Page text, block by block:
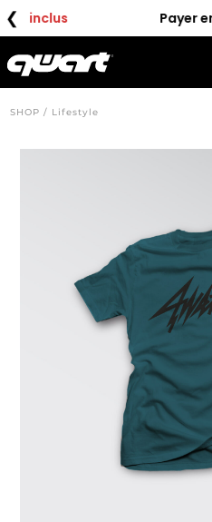
❮ Payer en 4x sans
SHOP / Lifestyle